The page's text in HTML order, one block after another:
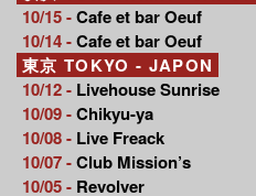
10/15 -Cafe et bar Oeuf
10/14 -Cafe et bar Oeuf
東京 TOKYO - JAPON
10/12 - Livehouse Sunrise
10/09 -Chikyu-ya
10/08 - Live Freack
10/07 -Club Mission’s
10/05 - Revolver